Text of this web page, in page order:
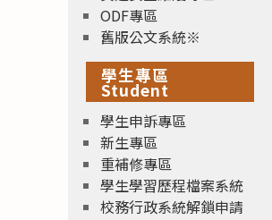
ODF專區
舊版公文系統※
學生專區
Student
學生申訴專區
新生專區
重補修專區
學生學習歷程檔案系統
校務行政系統解鎖申請